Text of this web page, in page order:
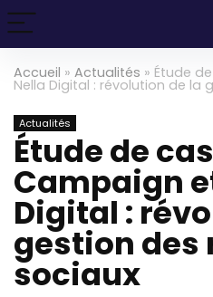
Accueil » Actualités » Étude
Nella Digital : révolution de la
Actualités
Étude de
Campaign
Digital :
gestion des
sociaux